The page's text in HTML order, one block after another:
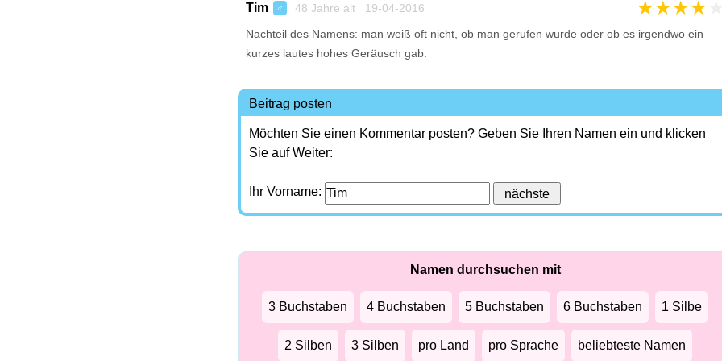
Tim ♂ 48 Jahre alt 19-04-2016 ★★★★
Nachteil des Namens: man weiß oft nicht, ob man gerufen wurde oder ob es irgendwo ein
kurzes lautes hohes Geräusch gab.
Beitrag posten
Möchten Sie einen Kommentar posten? Geben Sie Ihren Namen ein und klicken
Sie auf Weiter:
Ihr Vorname:
Namen durchsuchen mit
3 Buchstaben 4 Buchstaben 5 Buchstaben 6 Buchstaben 1 Silbe
2 Silben 3 Silben pro Land pro Sprache beliebteste Namen